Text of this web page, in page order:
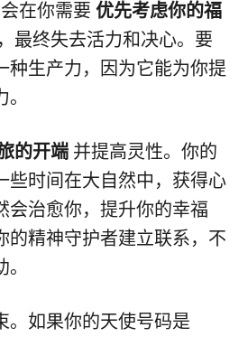
在你需要 优先考虑你的福
最终失去活力和决心。要
种生产力，因为它能为你提
的开端 并提高灵性。你的
些时间在大自然中，获得心
会治愈你，提升你的幸福
的精神守护者建立联系，不
。如果你的天使号码是